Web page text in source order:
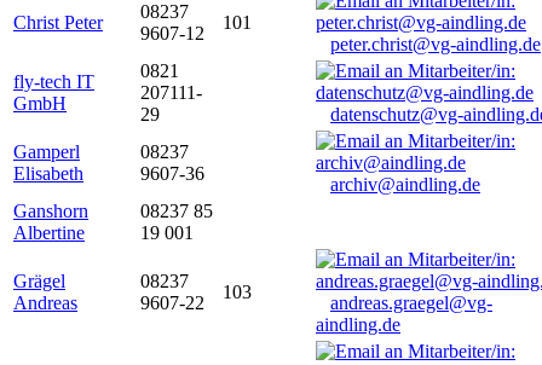
Christ Peter
08237
9607-12
101
peter.christ@vg-aindling.de
fly-tech IT
GmbH
0821
207111-
29
datenschutz@vg-
Gamperl
Elisabeth
08237
9607-36
archiv@aindling.de
Ganshorn
Albertine
08237 85
19 001
Grägel
Andreas
08237
9607-22
103
andreas.graegel@vg-
aindling.de